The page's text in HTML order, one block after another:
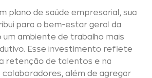
plano de saúde empresarial, sua
para o bem-estar geral da
um ambiente de trabalho mais
Esse investimento reflete
retenção de talentos e na
além de agregar